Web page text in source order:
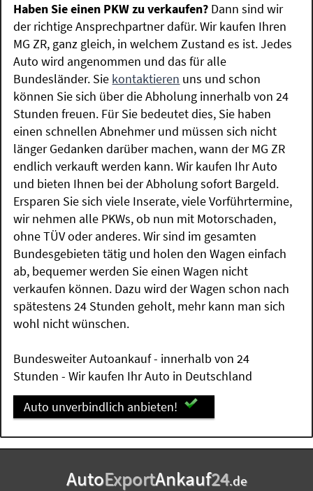
Haben Sie einen PKW zu verkaufen? Dann sind wir
der richtige Ansprechpartner dafür. Wir kaufen Ihren
MG ZR, ganz gleich, in welchem Zustand es ist. Jedes
Auto wird angenommen und das für alle
Bundesländer. Sie kontaktieren uns und schon
können Sie sich über die Abholung innerhalb von 24
Stunden freuen. Für Sie bedeutet dies, Sie haben
einen schnellen Abnehmer und müssen sich nicht
länger Gedanken darüber machen, wann der MG ZR
endlich verkauft werden kann. Wir kaufen Ihr Auto
und bieten Ihnen bei der Abholung sofort Bargeld.
Ersparen Sie sich viele Inserate, viele Vorführtermine,
wir nehmen alle PKWs, ob nun mit Motorschaden,
ohne TÜV oder anderes. Wir sind im gesamten
Bundesgebieten tätig und holen den Wagen einfach
ab, bequemer werden Sie einen Wagen nicht
verkaufen können. Dazu wird der Wagen schon nach
spätestens 24 Stunden geholt, mehr kann man sich
wohl nicht wünschen.
Bundesweiter Autoankauf - innerhalb von 24
Stunden - Wir kaufen Ihr Auto in Deutschland
Auto unverbindlich anbieten!
AutoExportAnkauf24.de